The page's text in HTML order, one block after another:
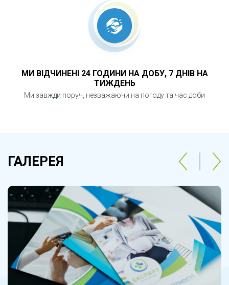
новоутвори значного розміру у
черевній порожнині та області
лапаротомія робиться для
кінцевого підтвердження
діагнозу, можливе одразу
видалення пухлин. У такому разі
це вже буде одразу лікувальною
процедурою.
МИ ВІДЧИНЕНІ 24 ГОДИНИ НА ДОБУ, 7 ДНІВ НА
ТИЖДЕНЬ
Ми завжди поруч, незважаючи на погоду та час доби
ГАЛЕРЕЯ